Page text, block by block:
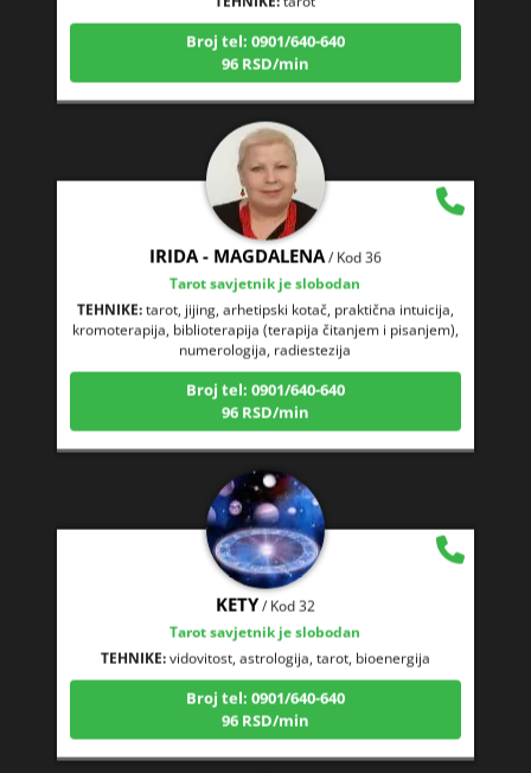
Broj tel: 0901/640-640
96 RSD/min
IRIDA - MAGDALENA
Tarot savjetnik je slobodan
tarot, jijing, arhetipski kotač, praktična intuicija,
kromoterapija, biblioterapija (terapija čitanjem i pisanjem),
numerologija, radiestezija
Broj tel: 0901/640-640
96 RSD/min
KETY/ Kod 32
Tarot savjetnik je slobodan
vidovitost, astrologija, tarot, bioenergija
Broj tel: 0901/640-640
96 RSD/min